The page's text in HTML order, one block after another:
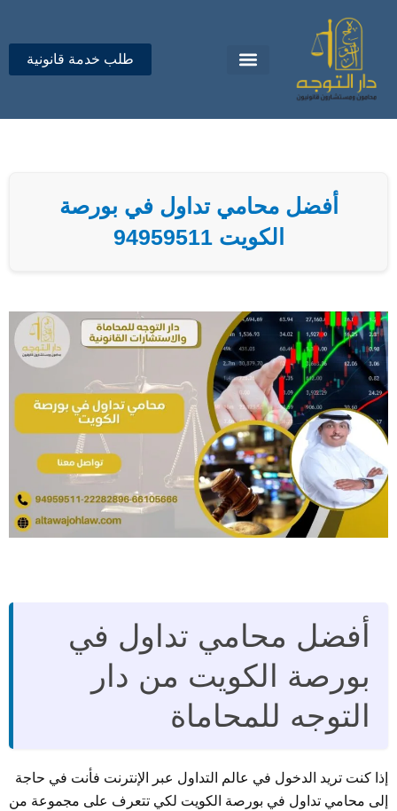
المحتوى
طلب خدمة قانونية
أفضل محامي تداول في بورصة
الكويت 94959511
أفضل محامي تداول في
بورصة الكويت من دار
التوجه للمحاماة
إذا كنت تريد الدخول في عالم التداول عبر الإنترنت فأنت في حاجة
إلى محامي تداول في بورصة الكويت لكي تتعرف على مجموعة من